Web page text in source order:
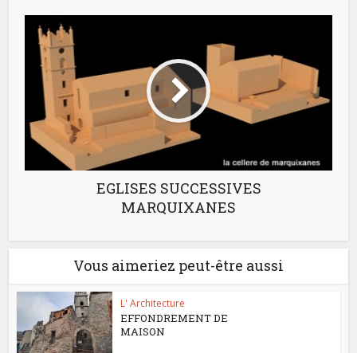
EGLISES SUCCESSIVES
MARQUIXANES
Vous aimeriez peut-être aussi
L' Architecture
EFFONDREMENT DE
MAISON